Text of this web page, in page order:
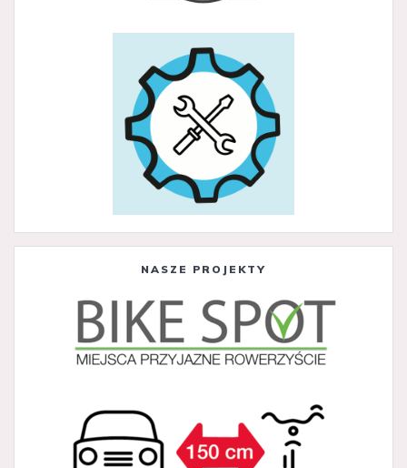
NASZE PROJEKTY